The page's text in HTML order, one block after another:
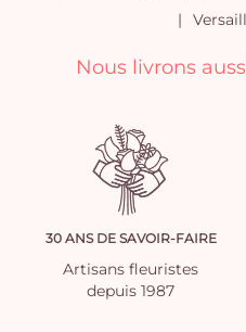
Nous livrons
30 ANS DE SAVOIR-FAIRE
Artisans fleuristes
depuis 1987